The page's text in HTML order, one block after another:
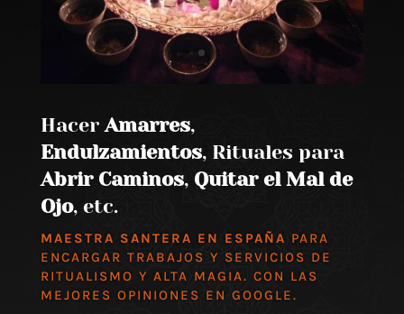
Hacer Amarres,
Endulzamientos, Rituales para
Abrir Caminos, Quitar el Mal de
Ojo, etc.
MAESTRA SANTERA EN ESPAÑA PARA
ENCARGAR TRABAJOS Y SERVICIOS DE
RITUALISMO Y ALTA MAGIA. CON LAS
MEJORES OPINIONES EN GOOGLE.